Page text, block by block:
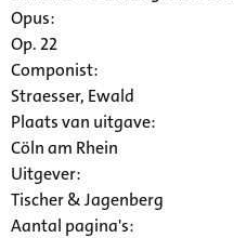
Opus:
Op. 22
Componist:
Straesser, Ewald
Plaats van uitgave:
Cöln am Rhein
Uitgever:
Tischer & Jagenberg
Aantal pagina's: